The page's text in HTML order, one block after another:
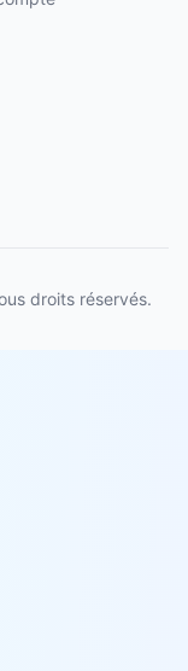
droits réservés.